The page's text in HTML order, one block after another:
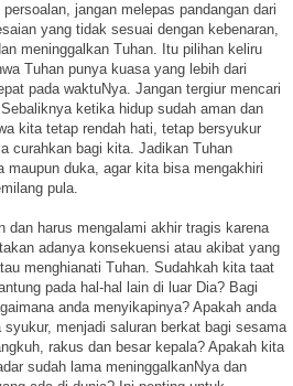
jangan melepas pandangan dari
yang tidak sesuai dengan kebenaran,
meninggalkan Tuhan. Itu pilihan keliru
Tuhan punya kuasa yang lebih dari
pada waktuNya. Jangan tergiur mencari
ketika hidup sudah aman dan
kita tetap rendah hati, tetap bersyukur
curahkan bagi kita. Jadikan Tuhan
duka, agar kita bisa mengakhiri
pula.
dan harus mengalami akhir tragis karena
adanya konsekuensi atau akibat yang
menghianati Tuhan. Sudahkah kita taat
pada hal-hal lain di luar Dia? Bagi
anda menyikapinya? Apakah anda
menjadi saluran berkat bagi sesama
rakus dan besar kepala? Apakah kita
sudah lama meninggalkanNya dan